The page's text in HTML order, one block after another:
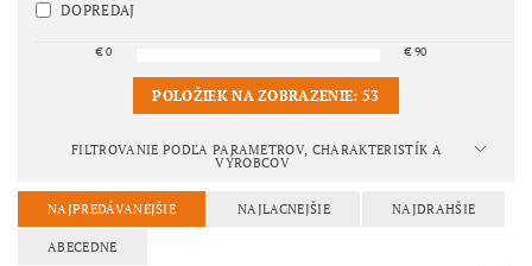
DOPREDAJ
€0 €90
POLOŽIEK NA ZOBRAZENIE:53
FILTROVANIE PODĽA PARAMETROV, CHARAKTERISTÍK A
VÝROBCOV
NAJPREDÁVANEJŠIE NAJLACNEJŠIE NAJDRAHŠIE
ABECEDNE